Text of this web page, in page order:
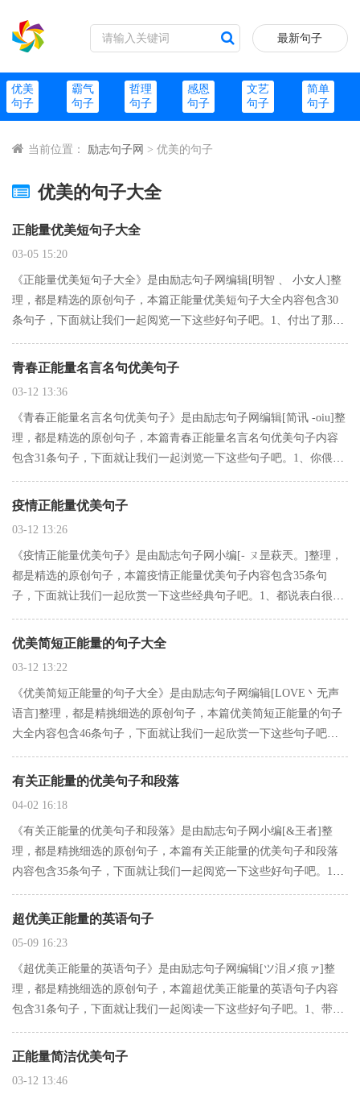
最新句子
优美
句子
霸气
句子
哲理
句子
感恩
句子
文艺
句子
简单
句子
当前位置： 励志句子网 > 优美的句子
优美的句子大全
正能量优美短句子大全
03-05 15:20
《正能量优美短句子大全》是由励志句子网编辑[明智 、 小女人]整
理，都是精选的原创句子，本篇正能量优美短句子大全内容包含30
条句子，下面就让我们一起阅览一下这些好句子吧。1、付出了那么
多才知道不一定会有相应的回报。2、别怪城市太黑暗，弱肉强食是
规则。3、什么时候建一个爱情学校， 情侣入学， 作业减…
青春正能量名言名句优美句子
03-12 13:36
《青春正能量名言名句优美句子》是由励志句子网编辑[简讯 -oiu]整
理，都是精选的原创句子，本篇青春正能量名言名句优美句子内容
包含31条句子，下面就让我们一起浏览一下这些句子吧。1、你偎美
人膝我做沙场王2、一颗完完整整的心，走出去回来时却已不再完
整。3、鉴于你的手机不能防水，涌泉就免了，改以信息相…
疫情正能量优美句子
03-12 13:26
《疫情正能量优美句子》是由励志句子网小编[- ㄡ昰萩兲。]整理，
都是精选的原创句子，本篇疫情正能量优美句子内容包含35条句
子，下面就让我们一起欣赏一下这些经典句子吧。1、都说表白很疯
狂，但是如果不表白，连疯狂的机会都没有。2、你这么害怕明天，
又怎么能过好今天。3、我总是口是心非让你看不懂 ，其实我…
优美简短正能量的句子大全
03-12 13:22
《优美简短正能量的句子大全》是由励志句子网编辑[LOVE丶无声
语言]整理，都是精挑细选的原创句子，本篇优美简短正能量的句子
大全内容包含46条句子，下面就让我们一起欣赏一下这些句子吧。
1、时间匆匆如流水，转眼即逝，那些和她相伴，起经历过的事，都
在岁月的长廊里慢慢枯萎，她凭栏而息，楚楚动人的画面如今还…
有关正能量的优美句子和段落
04-02 16:18
《有关正能量的优美句子和段落》是由励志句子网小编[&王者]整
理，都是精挑细选的原创句子，本篇有关正能量的优美句子和段落
内容包含35条句子，下面就让我们一起阅览一下这些好句子吧。1、
Come and go in a hurry， a thread from a thousand， looking f…
超优美正能量的英语句子
05-09 16:23
《超优美正能量的英语句子》是由励志句子网编辑[ツ泪メ痕ァ]整
理，都是精挑细选的原创句子，本篇超优美正能量的英语句子内容
包含31条句子，下面就让我们一起阅读一下这些好句子吧。1、带上
你的假面 远离我的视线 滚出我的世界。2、黄大临说：别语缠绵不
成句。3、轻轻地一声祝福，道不尽心中的千言万语，短短的一…
正能量简洁优美句子
03-12 13:46